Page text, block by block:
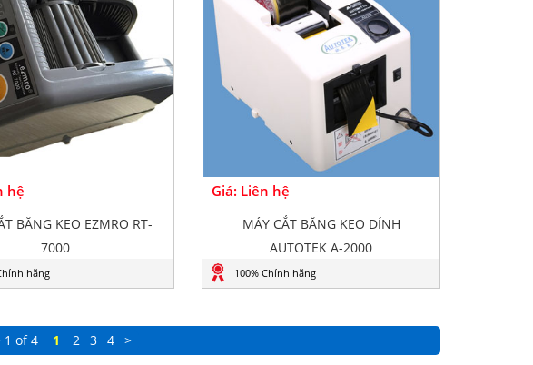
hệ
BĂNG KEO EZMRO RT-
7000
hãng
Giá: Liên hệ
MÁY CẮT BĂNG KEO DÍNH
AUTOTEK A-2000
100% Chính hãng
1 of 4 1 2 3 4 >